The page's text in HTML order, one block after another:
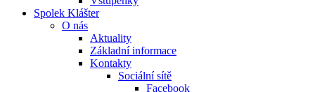
Spolek Klášter
O nás
Aktuality
Základní informace
Kontakty
Sociální sítě
Facebook